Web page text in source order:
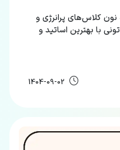
همکاری آکادمی آیلتس‌دیلی با کافه نون کلاس‌های پرانرژی و
با بهترین اساتید و
1404-09-02